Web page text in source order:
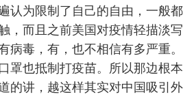
认为限制了自己的自由，一般都
，而且之前美国对疫情轻描淡写
病毒，有，也不相信有多严重。
罩也抵制打疫苗。所以那边根本
的讲，越这样其实对中国吸引外